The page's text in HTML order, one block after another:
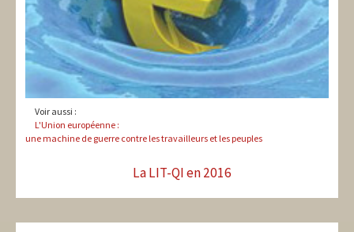
Voir aussi :
L'Union européenne :
une machine de guerre contre les travailleurs et les peuples
La LIT-QI en 2016